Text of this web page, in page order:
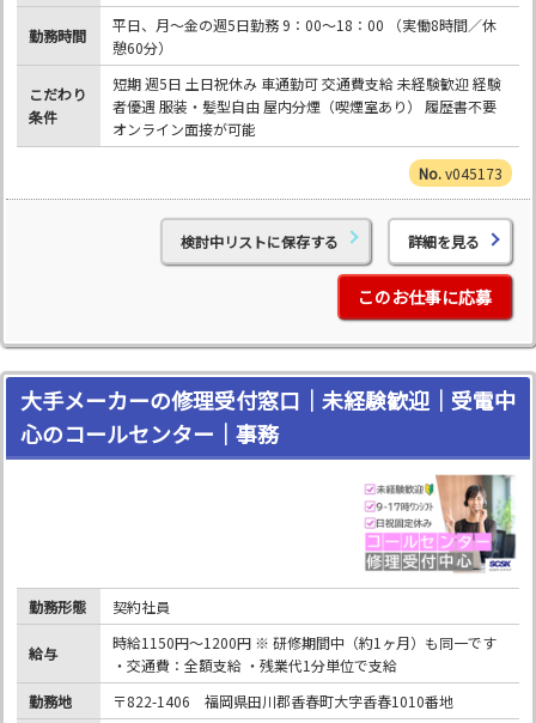
勤務時間
平日、月～金の週5日勤務 9：00～18：00 （実働8時間／休
憩60分）
こだわり
条件
短期 週5日 土日祝休み 車通勤可 交通費支給 未経験歓迎 経験
者優遇 服装・髪型自由 屋内分煙（喫煙室あり） 履歴書不要
オンライン面接が可能
v045173
検討中リストに保存する 詳細を見る
このお仕事に応募
大手メーカーの修理受付窓口｜未経験歓迎｜受電中
心のコールセンター｜事務
勤務形態 契約社員
給与
時給1150円～1200円 ※ 研修期間中（約1ヶ月）も同一です
・交通費：全額支給 ・残業代1分単位で支給
勤務地
〒822-1406 福岡県田川郡香春町大字香春1010番地